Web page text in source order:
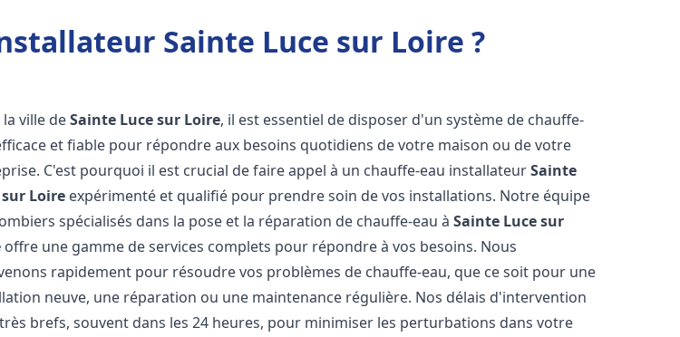
Sainte Luce sur Loire ?
la ville deSainte Luce sur Loire, il est essentiel de disposer d'un système de chauffe-
et fiable pour répondre aux besoins quotidiens de votre maison ou de votre
C'est pourquoi il est crucial de faire appel à un chauffe-eau installateurSainte
sur Loire expérimenté et qualifié pour prendre soin de vos installations. Notre équipe
spécialisés dans la pose et la réparation de chauffe-eau àSainte Luce sur
offre une gamme de services complets pour répondre à vos besoins. Nous
rapidement pour résoudre vos problèmes de chauffe-eau, que ce soit pour une
neuve, une réparation ou une maintenance régulière. Nos délais d'intervention
brefs, souvent dans les 24 heures, pour minimiser les perturbations dans votre